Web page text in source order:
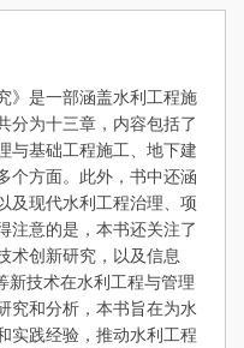
是一部涵盖水利工程施
分为十三章，内容包括了
与基础工程施工、地下建
个方面。此外，书中还涵
及现代水利工程治理、项
注意的是，本书还关注了
术创新研究，以及信息
新技术在水利工程与管理
究和分析，本书旨在为水
实践经验，推动水利工程